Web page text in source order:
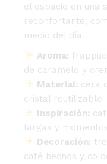
el espacio en una
reconfortante,
medio del día.
Aroma:
de caramelo y
Material: cera
cristal reutilizable
Inspiración:
largas y
Decoración:
café hechos y